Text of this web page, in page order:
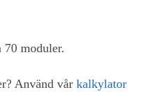
70 moduler.
Använd vår kalkylator